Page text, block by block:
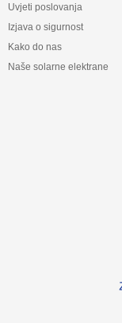
Uvjeti poslovanja
Izjava o sigurnost
Kako do nas
Naše solarne elektrane